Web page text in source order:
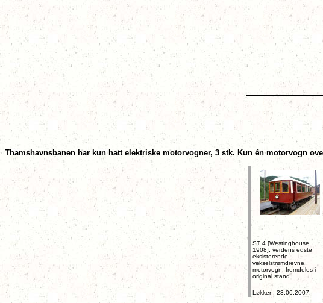
Thamshavnsbanen har kun hatt elektriske motorvogner, 3 stk. Kun én motorvogn
ST 4 [Westinghouse
1908], verdens edste
eksisterende
vekselstrømdrevne
motorvogn, fremdeles i
original stand.
Løkken, 23.06.2007.